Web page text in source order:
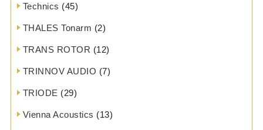
Technics (45)
THALES Tonarm (2)
TRANS ROTOR (12)
TRINNOV AUDIO (7)
TRIODE (29)
Vienna Acoustics (13)